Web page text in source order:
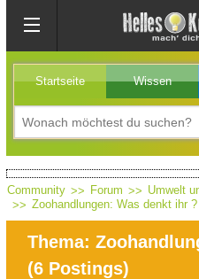
Startseite Wissen
Community Forum
Umwelt
Zoohandlungen: Was denkt ihr ?
Thema:
(6 Postings)